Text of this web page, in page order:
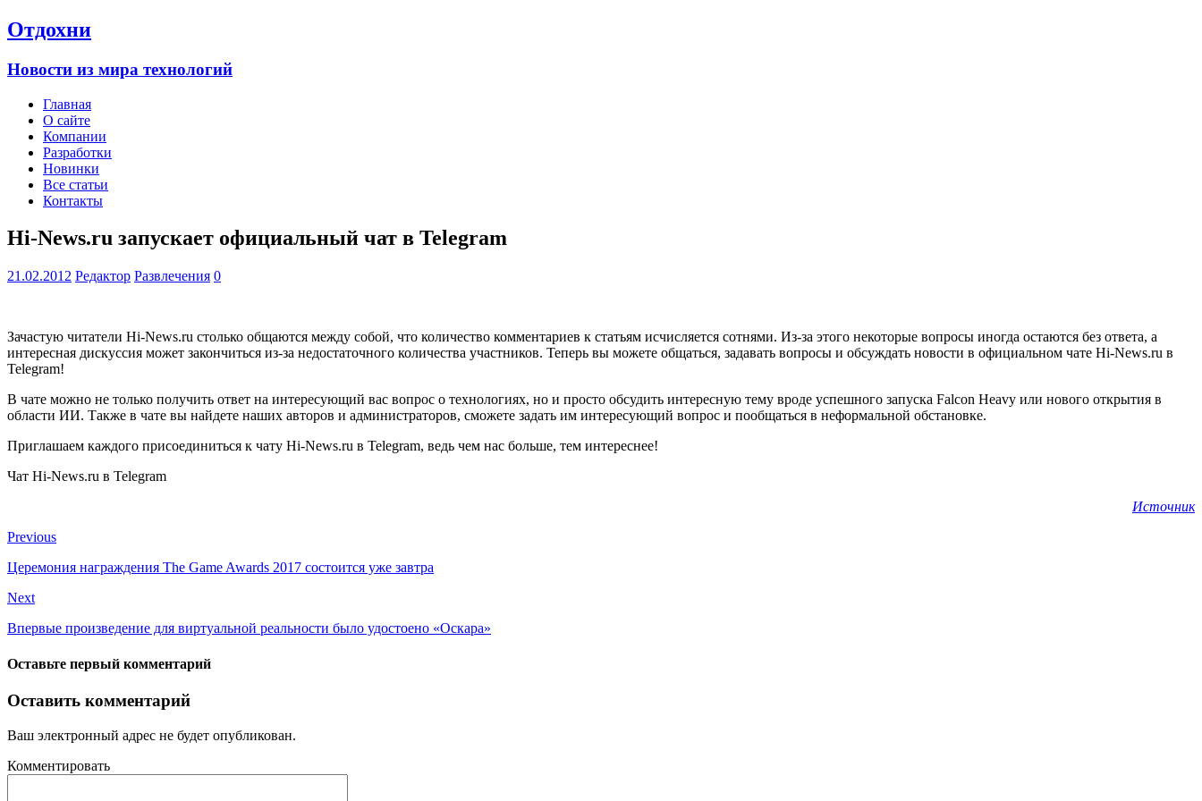
Отдохни
Новости из мира технологий
Главная
О сайте
Компании
Разработки
Новинки
Все статьи
Контакты
Hi-News.ru запускает официальный чат в Telegram
21.02.2012 Редактор Развлечения 0
Зачастую читатели Hi-News.ru столько общаются между собой, что количество комментариев к статьям исчисляется сотнями. Из-за этого некоторые вопросы иногда остаются без ответа, а
интересная дискуссия может закончиться из-за недостаточного количества участников. Теперь вы можете общаться, задавать вопросы и обсуждать новости в официальном чате Hi-News.ru в
Telegram!
В чате можно не только получить ответ на интересующий вас вопрос о технологиях, но и просто обсудить интересную тему вроде успешного запуска Falcon Heavy или нового открытия в
области ИИ. Также в чате вы найдете наших авторов и администраторов, сможете задать им интересующий вопрос и пообщаться в неформальной обстановке.
Приглашаем каждого присоединиться к чату Hi-News.ru в Telegram, ведь чем нас больше, тем интереснее!
Чат Hi-News.ru в Telegram
Источник
Previous
Церемония награждения The Game Awards 2017 состоится уже завтра
Next
Впервые произведение для виртуальной реальности было удостоено «Оскара»
Оставьте первый комментарий
Оставить комментарий
Ваш электронный адрес не будет опубликован.
Комментировать